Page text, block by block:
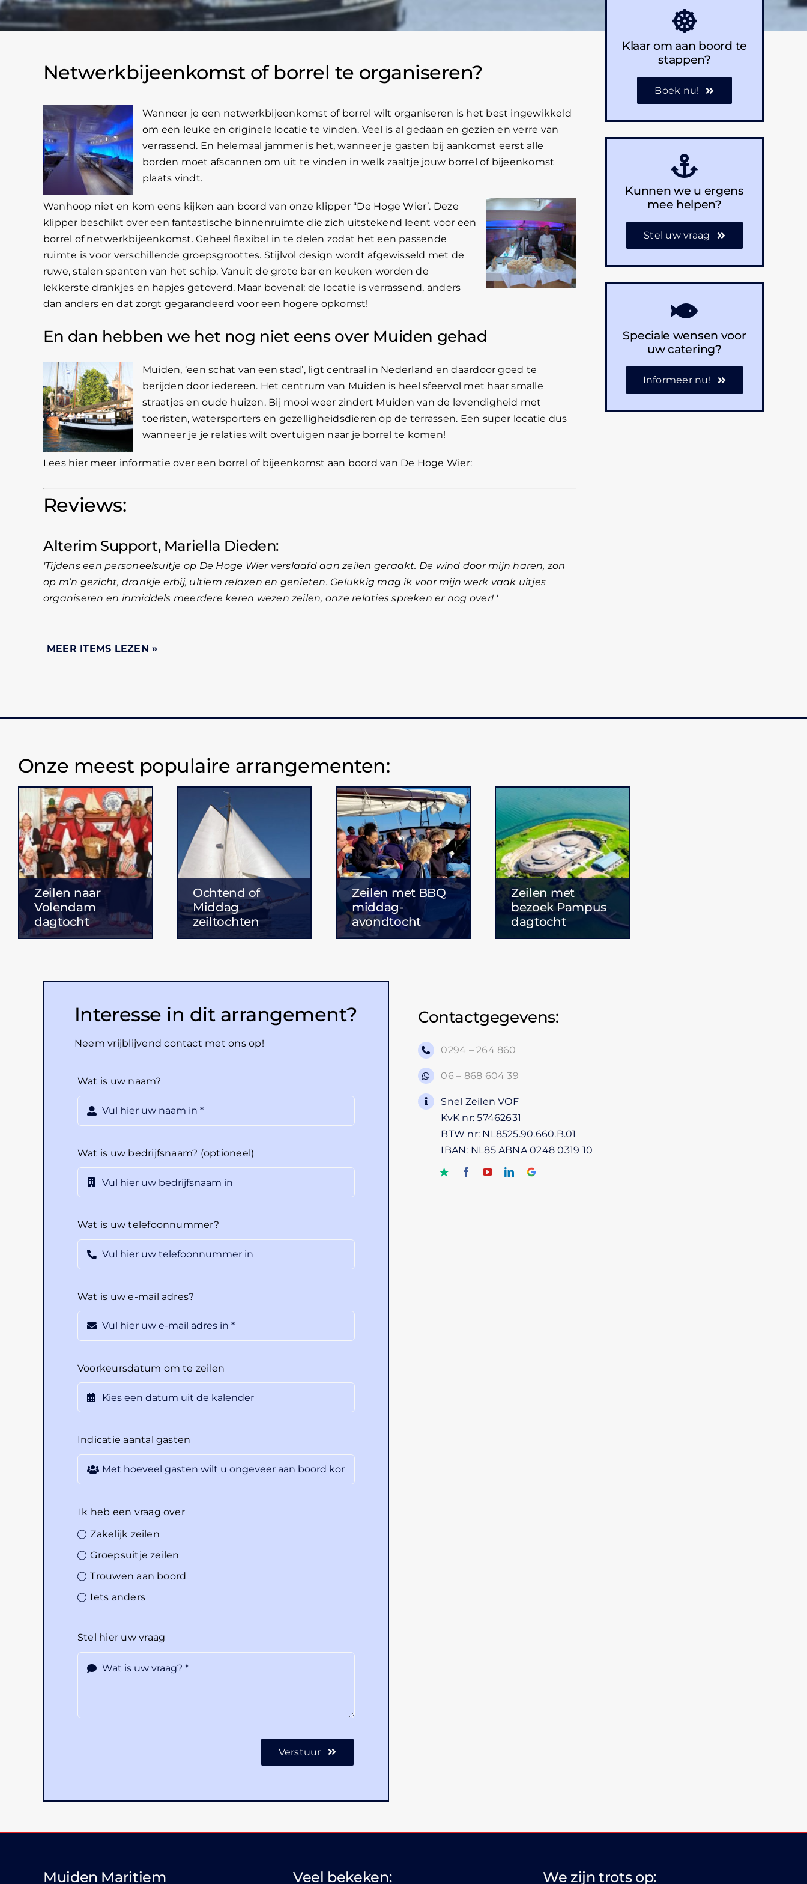
Netwerkbijeenkomst of borrel te organiseren?
Wanneer je een netwerkbijeenkomst of borrel wilt organiseren is het best ingewikkeld
om een leuke en originele locatie te vinden. Veel is al gedaan en gezien en verre van
verrassend. En helemaal jammer is het, wanneer je gasten bij aankomst eerst alle
borden moet afscannen om uit te vinden in welk zaaltje jouw borrel of bijeenkomst
plaats vindt.
Wanhoop niet en kom eens kijken aan boord van onze klipper “De Hoge Wier’. Deze
klipper beschikt over een fantastische binnenruimte die zich uitstekend leent voor een
borrel of netwerkbijeenkomst. Geheel flexibel in te delen zodat het een passende
ruimte is voor verschillende groepsgroottes. Stijlvol design wordt afgewisseld met de
ruwe, stalen spanten van het schip. Vanuit de grote bar en keuken worden de
lekkerste drankjes en hapjes getoverd. Maar bovenal; de locatie is verrassend, anders
dan anders en dat zorgt gegarandeerd voor een hogere opkomst!
En dan hebben we het nog niet eens over Muiden gehad
Muiden, ‘een schat van een stad’, ligt centraal in Nederland en daardoor goed te
berijden door iedereen. Het centrum van Muiden is heel sfeervol met haar smalle
straatjes en oude huizen. Bij mooi weer zindert Muiden van de levendigheid met
toeristen, watersporters en gezelligheidsdieren op de terrassen. Een super locatie dus
wanneer je je relaties wilt overtuigen naar je borrel te komen!
Lees hier meer informatie over een borrel of bijeenkomst aan boord van De Hoge Wier:
Reviews:
Alterim Support, Mariella Dieden
Tijdens een personeelsuitje op De Hoge Wier verslaafd aan zeilen geraakt. De wind door mijn haren, zon
op m’n gezicht, drankje erbij, ultiem relaxen en genieten. Gelukkig mag ik voor mijn werk vaak uitjes
organiseren en inmiddels meerdere keren wezen zeilen, onze relaties spreken er nog over!
Klaar om aan boord te
stappen?
Boek nu!
Kunnen we u ergens
mee helpen?
Stel uw vraag
Speciale wensen voor
uw catering?
Informeer nu!
Onze meest populaire arrangementen:
Zeilen naar
Volendam
dagtocht
Ochtend of
Middag
zeiltochten
Zeilen met BBQ
middag-
avondtocht
Zeilen met
bezoek Pampus
dagtocht
Interesse in dit arrangement?
Neem vrijblijvend contact met ons op!
Wat is uw naam?
Wat is uw bedrijfsnaam? (optioneel)
Wat is uw telefoonnummer?
Wat is uw e-mail adres?
Voorkeursdatum om te zeilen
Indicatie aantal gasten
Ik heb een vraag over
Zakelijk zeilen
Groepsuitje zeilen
Trouwen aan boord
Iets anders
Stel hier uw vraag
Verstuur
Contactgegevens:
0294 – 264 860
06 – 868 604 39
Snel Zeilen VOF
KvK nr: 57462631
BTW nr: NL8525.90.660.B.01
IBAN: NL85 ABNA 0248 0319 10
Muiden Maritiem Veel bekeken: We zijn trots op: